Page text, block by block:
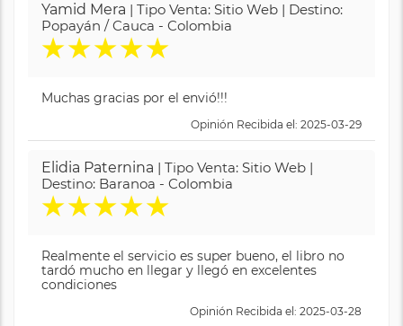
Yamid Mera | Tipo Venta: Sitio Web | Destino:
Popayán / Cauca - Colombia
★★★★★
Muchas gracias por el envió!!!
Opinión Recibida el: 2025-03-29
Elidia Paternina | Tipo Venta: Sitio Web |
Destino: Baranoa - Colombia
★★★★★
Realmente el servicio es super bueno, el libro no
tardó mucho en llegar y llegó en excelentes
condiciones
Opinión Recibida el: 2025-03-28